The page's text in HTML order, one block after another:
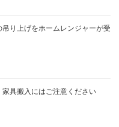
り上げをホームレンジャーが受
具搬入にはご注意ください